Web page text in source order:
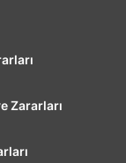
Zararları